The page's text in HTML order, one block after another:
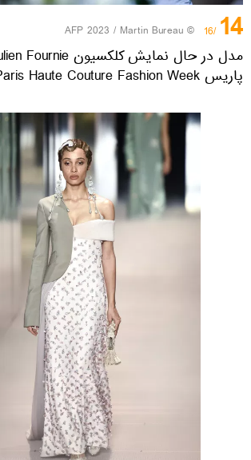
14
/16
© AFP 2023 / Martin Bureau
پاریس Paris Haute Couture Fashion Week